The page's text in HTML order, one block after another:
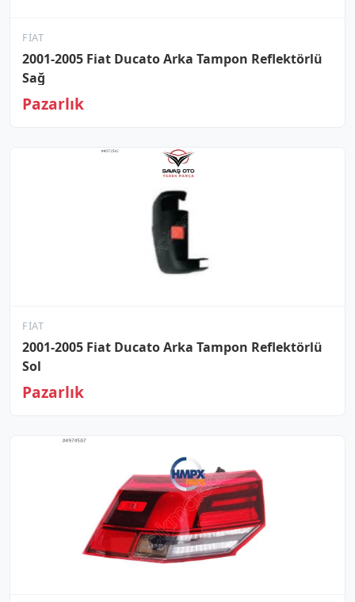
FIAT
2001-2005 Fiat Ducato Arka Tampon Reflektörlü
Sağ
Pazarlık
FIAT
2001-2005 Fiat Ducato Arka Tampon Reflektörlü
Sol
Pazarlık